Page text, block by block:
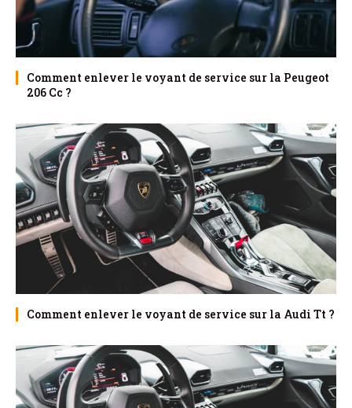
Comment enlever le voyant de service sur la Peugeot
206 Cc ?
Comment enlever le voyant de service sur la Audi Tt ?